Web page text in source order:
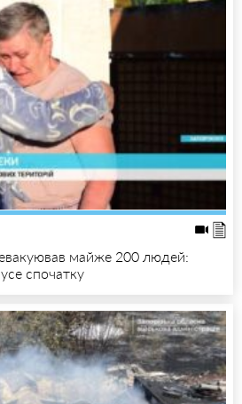
майже 200 людей:
спочатку